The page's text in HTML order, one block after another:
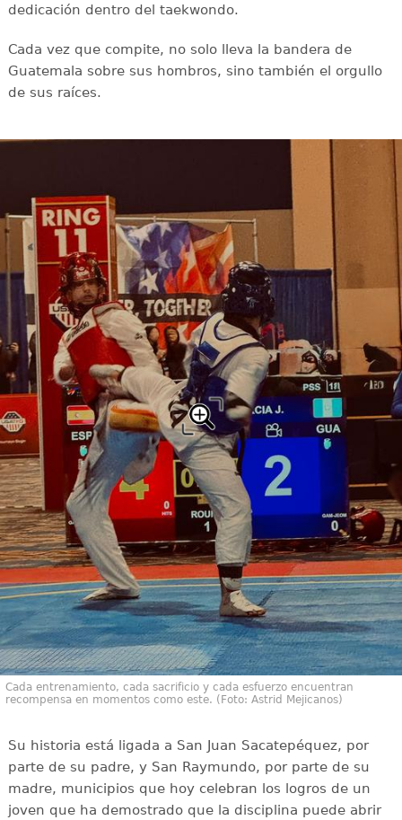
dedicación dentro del taekwondo.
Cada vez que compite, no solo lleva la bandera de
Guatemala sobre sus hombros, sino también el orgullo
de sus raíces.
Cada entrenamiento, cada sacrificio y cada esfuerzo encuentran
recompensa en momentos como este. (Foto: Astrid Mejicanos)
Su historia está ligada a San Juan Sacatepéquez, por
parte de su padre, y San Raymundo, por parte de su
madre, municipios que hoy celebran los logros de un
joven que ha demostrado que la disciplina puede abrir